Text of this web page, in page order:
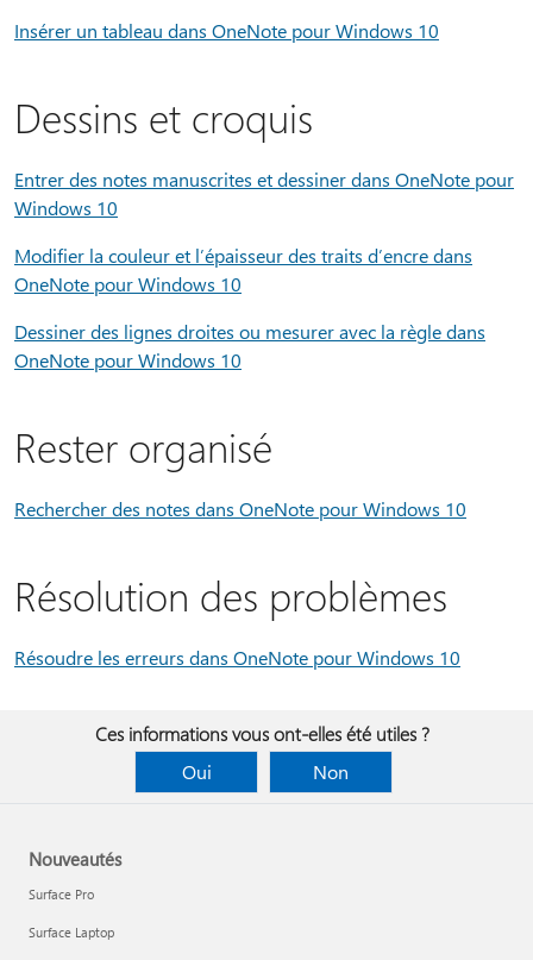
Insérer un tableau dans OneNote pour Windows 10
Dessins et croquis
Entrer des notes manuscrites et dessiner dans OneNote pour
Windows 10
Modifier la couleur et l’épaisseur des traits d’encre dans
OneNote pour Windows 10
Dessiner des lignes droites ou mesurer avec la règle dans
OneNote pour Windows 10
Rester organisé
Rechercher des notes dans OneNote pour Windows 10
Résolution des problèmes
Résoudre les erreurs dans OneNote pour Windows 10
Ces informations vous ont-elles été utiles ?
Oui
Non
Nouveautés
Surface Pro
Surface Laptop